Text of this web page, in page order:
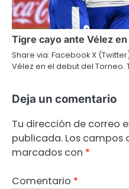
Tigre cayo ante Vélez
Share via: Facebook X
Vélez en el debut del
Deja un comentario
Tu dirección de correo
publicada. Los campos
marcados con *
Comentario *